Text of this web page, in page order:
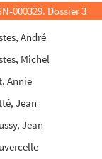
000329. Dossier 3
André
Michel
Annie
Jean
Jean